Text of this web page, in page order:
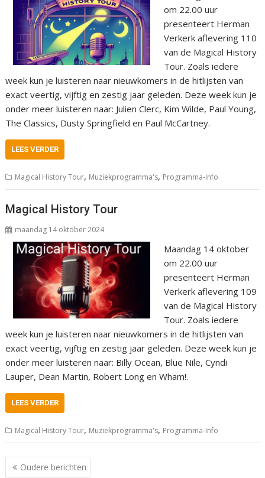
om 22.00 uur
presenteert Herman
Verkerk aflevering 110
van de Magical History
Tour. Zoals iedere
week kun je luisteren naar nieuwkomers in de hitlijsten van
exact veertig, vijftig en zestig jaar geleden. Deze week kun je
onder meer luisteren naar: Julien Clerc, Kim Wilde, Paul Young,
The Classics, Dusty Springfield en Paul McCartney.
LEES VERDER
Magical History Tour, Muziekprogramma's, Programma-Info
Magical History Tour
maandag 14 oktober 2024
Maandag 14 oktober
om 22.00 uur
presenteert Herman
Verkerk aflevering 109
van de Magical History
Tour. Zoals iedere
week kun je luisteren naar nieuwkomers in de hitlijsten van
exact veertig, vijftig en zestig jaar geleden. Deze week kun je
onder meer luisteren naar: Billy Ocean, Blue Nile, Cyndi
Lauper, Dean Martin, Robert Long en Wham!.
LEES VERDER
Magical History Tour, Muziekprogramma's, Programma-Info
Berichtnavigatie
Oudere berichten